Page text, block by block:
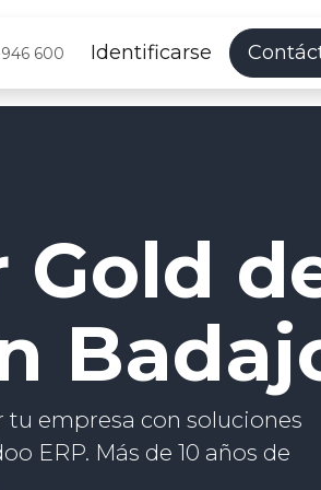
600 Identificarse
Gold
tu empresa con soluciones
ERP. Más de 10 años de